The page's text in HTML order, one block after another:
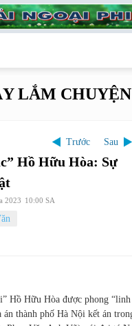
LẮM CHUYỆN
Trước Sau
Hồ Hữu Hòa: Sự
2023 10:00 SA
Hồ Hữu Hòa được phong
án thành phố Hà Nội kết án